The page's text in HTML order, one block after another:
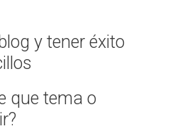
y tener éxito
que tema o